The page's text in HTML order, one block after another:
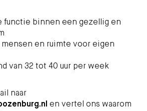
functie binnen een gezellig en
en ruimte voor eigen
van 32 tot 40 uur per week
naar
en vertel ons waarom